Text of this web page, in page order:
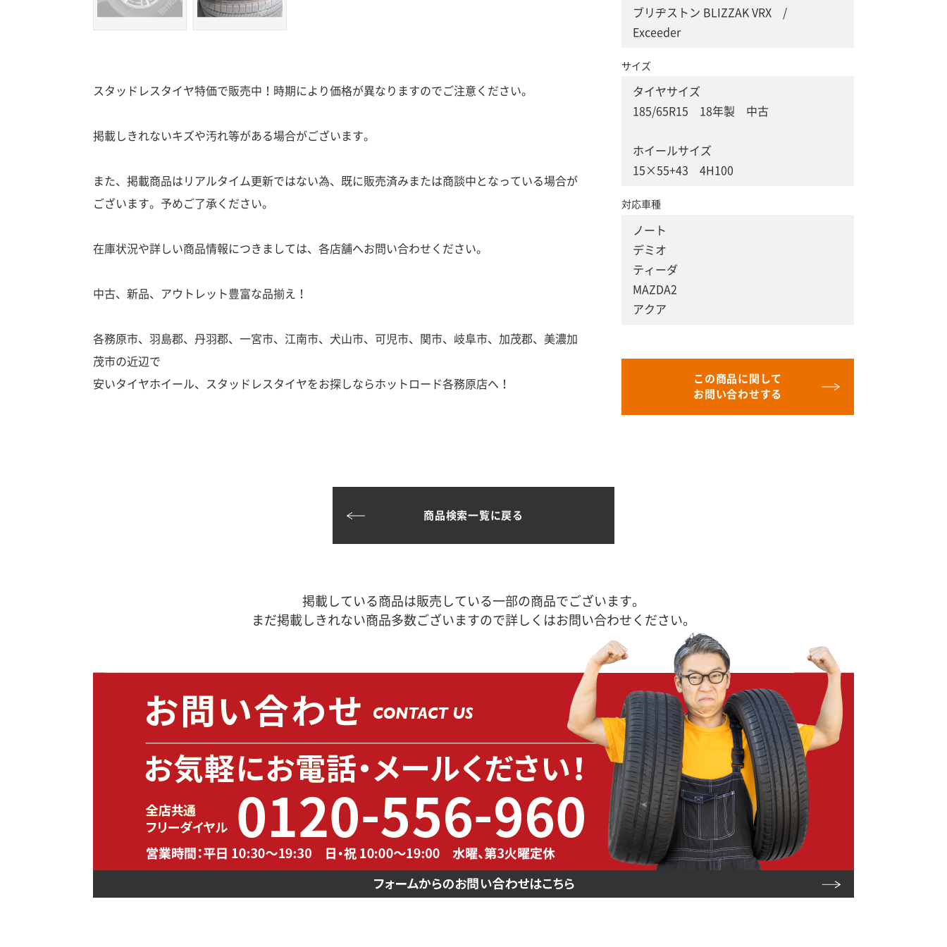
スタッドレスタイヤ特価で販売中！時期により価格が異なりますのでご注意ください。
掲載しきれないキズや汚れ等がある場合がございます。
また、掲載商品はリアルタイム更新ではない為、既に販売済みまたは商談中となっている場合が
ございます。予めご了承ください。
在庫状況や詳しい商品情報につきましては、各店舗へお問い合わせください。
中古、新品、アウトレット豊富な品揃え！
各務原市、羽島郡、丹羽郡、一宮市、江南市、犬山市、可児市、関市、岐阜市、加茂郡、美濃加
茂市の近辺で
安いタイヤホイール、スタッドレスタイヤをお探しならホットロード各務原店へ！
ブリヂストン BLIZZAK VRX /
Exceeder
サイズ
タイヤサイズ
185/65R15 18年製 中古
ホイールサイズ
15×55+43 4H100
対応車種
ノート
デミオ
ティーダ
MAZDA2
アクア
この商品に関して
お問い合わせする
商品検索一覧に戻る
掲載している商品は販売している一部の商品でございます。
まだ掲載しきれない商品多数ございますので詳しくはお問い合わせください。